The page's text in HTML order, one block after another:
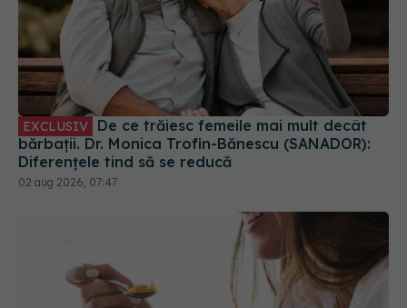
EXCLUSIV
bărbații. Dr. Monica Trofin-Bănescu (SANADOR):
Diferențele tind să se reducă
02 aug 2026, 07:47